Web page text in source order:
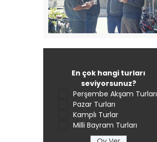
En çok hangi turları
seviyorsunuz?
Perşembe Akşam Turları
Pazar Turları
Kamplı Turlar
Milli Bayram Turları